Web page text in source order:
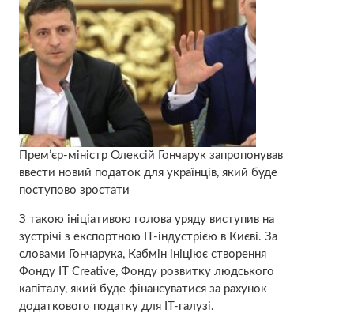
Прем’єр-міністр Олексій Гончарук запропонував
ввести новий податок для українців, який буде
поступово зростати
З такою ініціативою голова уряду виступив на
зустрічі з експортною IT-індустрією в Києві. За
словами Гончарука, Кабмін ініціює створення
Фонду IT Creative, Фонду розвитку людського
капіталу, який буде фінансуватися за рахунок
додаткового податку для ІТ-галузі.